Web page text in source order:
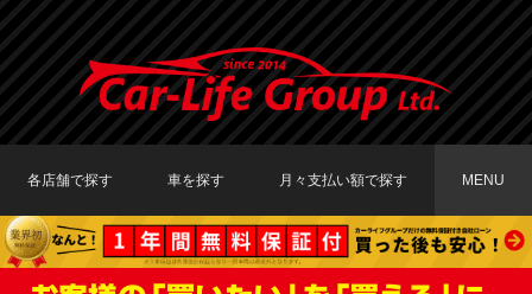
各店舗で探す
TOKYO店在庫車両
大阪店在庫車両
福岡店在庫車両
車を探す
車種で探す
メーカーで探す
月々支払い額で探す
〜19,999円
20,000円〜29,999円
30,000円〜39,999円
40,000円〜49,999円
50,000円〜
MENU